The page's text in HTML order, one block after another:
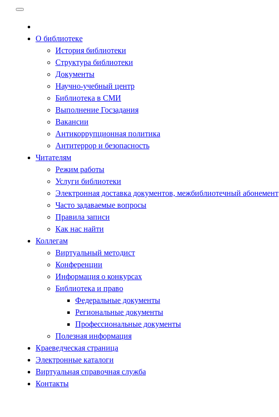
содержимому
О библиотеке
История библиотеки
Структура библиотеки
Документы
Научно-учебный центр
Библиотека в СМИ
Выполнение Госзадания
Вакансии
Антикоррупционная политика
Антитеррор и безопасность
Читателям
Режим работы
Услуги библиотеки
Электронная доставка документов, межбиблиотечный абонемент
Часто задаваемые вопросы
Правила записи
Как нас найти
Коллегам
Виртуальный методист
Конференции
Информация о конкурсах
Библиотека и право
Федеральные документы
Региональные документы
Профессиональные документы
Полезная информация
Краеведческая страница
Электронные каталоги
Виртуальная справочная служба
Контакты